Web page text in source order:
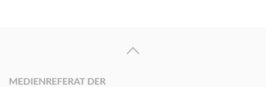
MEDIENREFERAT DER